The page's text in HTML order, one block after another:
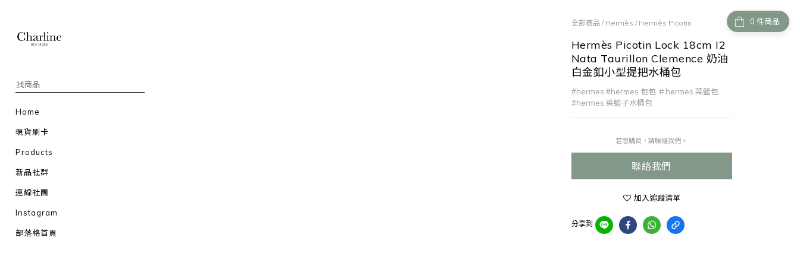
Home
現貨刷卡
Products
新品社群
連線社團
Instagram
部落格首頁
件商品
全部商品 / Hermès / Hermès Picotin
Hermès Picotin Lock 18cm I2
Nata Taurillon Clemence 奶油
白金釦小型提把水桶包
#hermes #hermes 包包 ＃hermes 菜籃包
#hermes 菜籃子水桶包
若想購買，請聯絡我們。
聯絡我們
加入追蹤清單
分享到